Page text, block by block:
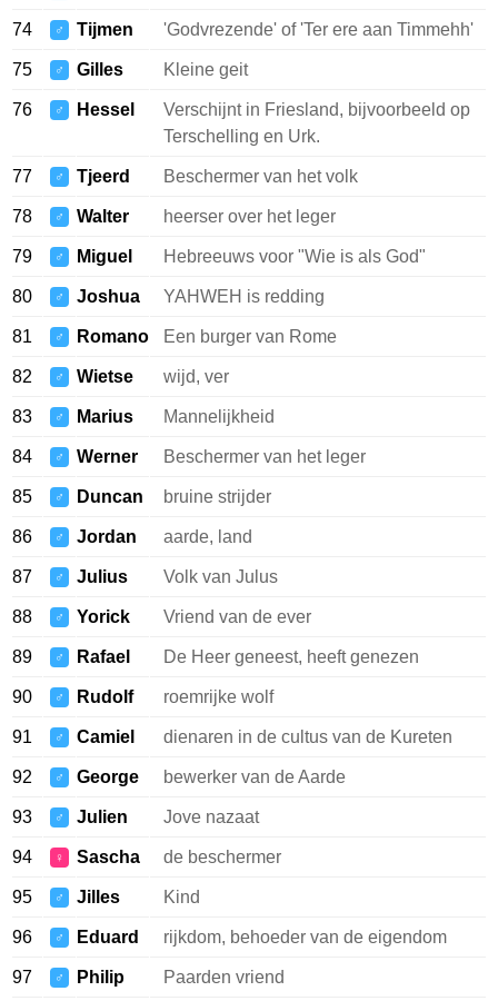
74 ♂ Tijmen 'Godvrezende' of 'Ter ere aan Timmehh'
75 ♂ Gilles Kleine geit
76 ♂ Hessel
Verschijnt in Friesland, bijvoorbeeld op
Terschelling en Urk.
77 ♂ Tjeerd Beschermer van het volk
78 ♂ Walter heerser over het leger
79 ♂ Miguel Hebreeuws voor "Wie is als God"
80 ♂ Joshua YAHWEH is redding
81 ♂ Romano Een burger van Rome
82 ♂ Wietse wijd, ver
83 ♂ Marius Mannelijkheid
84 ♂ Werner Beschermer van het leger
85 ♂ Duncan bruine strijder
86 ♂ Jordan aarde, land
87 ♂ Julius Volk van Julus
88 ♂ Yorick Vriend van de ever
89 ♂ Rafael De Heer geneest, heeft genezen
90 ♂ Rudolf roemrijke wolf
91 ♂ Camiel dienaren in de cultus van de Kureten
92 ♂ George bewerker van de Aarde
93 ♂ Julien Jove nazaat
94 ♀ Sascha de beschermer
95 ♂ Jilles Kind
96 ♂ Eduard rijkdom, behoeder van de eigendom
97 ♂ Philip Paarden vriend